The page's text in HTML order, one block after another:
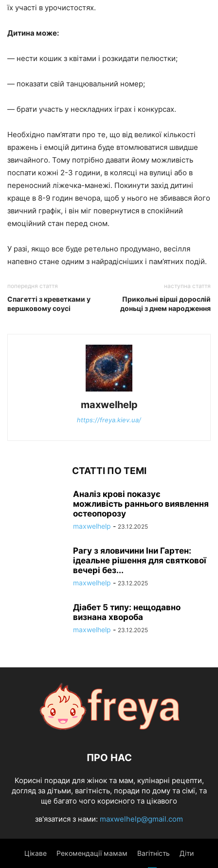
їх участі в урочистостях.
Дитина може:
— нести кошик з квітами і розкидати пелюстки;
— показати свій танцювальний номер;
— брати участь у нескладних іграх і конкурсах.
Необхідно пам’ятати про те, що від великої кількості
вражень і емоцій дитина буде втомлюватися швидше
звичайного. Тому потрібно давати йому можливість
поспати кожні 2-3 години, в колясці на вулиці або в
переносний ліжечка-манежі. Покинути захід дитині
краще в 8-9 годин вечора, щоб у нього не збивався його
звичний графік, і він міг повернутися в спокійний
емоційний стан перед сном.
У разі, якщо все буде ретельно продумано, весілля
напевно стане одним з найрадісніших і пам’ятних подій.
попередня стаття
Спагетті з креветками у
вершковому соусі
наступна стаття
Прикольні вірші дорослій
доньці з днем народження
maxwelhelp
https://freya.kiev.ua/
СТАТТІ ПО ТЕМІ
Аналіз крові показує
можливість раннього виявлення
остеопорозу
maxwelhelp - 23.12.2025
Рагу з яловичини Іни Гартен:
ідеальне рішення для святкової
вечері без...
maxwelhelp - 23.12.2025
Діабет 5 типу: нещодавно
визнана хвороба
maxwelhelp - 23.12.2025
ПРО НАС
Корисні поради для жінок та мам, кулінарні рецепти,
догляд за дітьми, вагітність, поради по дому та сімї, та
ще багато чого корисного та цікавого
зв'язатися з нами: maxwelhelp@gmail.com
Цікаве Рекомендації мамам Вагітність Діти